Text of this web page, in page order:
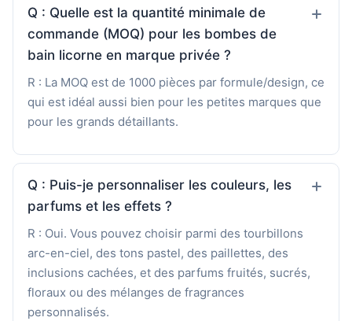
Q : Quelle est la quantité minimale de
commande (MOQ) pour les bombes de
bain licorne en marque privée ?
R : La MOQ est de 1000 pièces par formule/design, ce
qui est idéal aussi bien pour les petites marques que
pour les grands détaillants.
Q : Puis-je personnaliser les couleurs, les
parfums et les effets ?
R : Oui. Vous pouvez choisir parmi des tourbillons
arc-en-ciel, des tons pastel, des paillettes, des
inclusions cachées, et des parfums fruités, sucrés,
floraux ou des mélanges de fragrances
personnalisés.